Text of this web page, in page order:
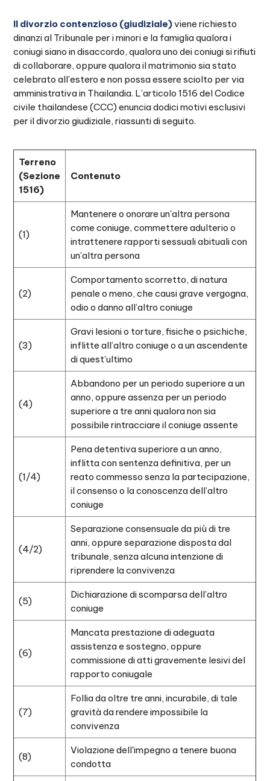
Il divorzio contenzioso (giudiziale)viene richiesto
dinanzi al Tribunale per i minori e la famiglia qualora i
coniugi siano in disaccordo, qualora uno dei coniugi si rifiuti
di collaborare, oppure qualora il matrimonio sia stato
celebrato all’estero e non possa essere sciolto per via
amministrativa in Thailandia. L’articolo 1516 del Codice
civile thailandese (CCC) enuncia dodici motivi esclusivi
per il divorzio giudiziale, riassunti di seguito.
Terreno
(Sezione
1516)
Contenuto
(1)
Mantenere o onorare un'altra persona
come coniuge, commettere adulterio o
intrattenere rapporti sessuali abituali con
un'altra persona
(2)
Comportamento scorretto, di natura
penale o meno, che causi grave vergogna,
odio o danno all’altro coniuge
(3)
Gravi lesioni o torture, fisiche o psichiche,
inflitte all’altro coniuge o a un ascendente
di quest’ultimo
(4)
Abbandono per un periodo superiore a un
anno, oppure assenza per un periodo
superiore a tre anni qualora non sia
possibile rintracciare il coniuge assente
(1/4)
Pena detentiva superiore a un anno,
inflitta con sentenza definitiva, per un
reato commesso senza la partecipazione,
il consenso o la conoscenza dell’altro
coniuge
(4/2)
Separazione consensuale da più di tre
anni, oppure separazione disposta dal
tribunale, senza alcuna intenzione di
riprendere la convivenza
(5)
Dichiarazione di scomparsa dell'altro
coniuge
(6)
Mancata prestazione di adeguata
assistenza e sostegno, oppure
commissione di atti gravemente lesivi del
rapporto coniugale
(7)
Follia da oltre tre anni, incurabile, di tale
gravità da rendere impossibile la
convivenza
(8)
Violazione dell'impegno a tenere buona
condotta